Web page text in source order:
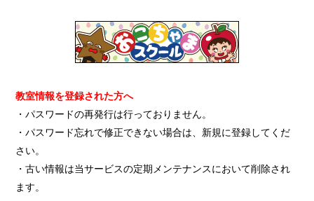
教室情報を登録された方へ
・パスワードの再発行は行っておりません。
・パスワード忘れで修正できない場合は、新規に登録してくだ
さい。
・古い情報は当サービスの定期メンテナンスにおいて削除され
ます。